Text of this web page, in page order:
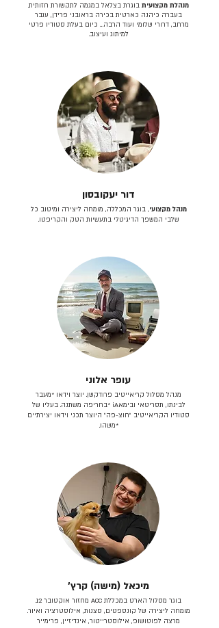
מנהלת מקצועית בוגרת בצלאל במגמה לתקשורת חזותית.
בעברה כיהנה כארטית בכירה בראובני פרידן, ענבר
מרחב, דרורי שלומי ועוד הרבה… כיום בעלת סטודיו פרטי
למיתוג ועיצוב.
דור יעקובסון
מנהל מקצועי, בוגר המכללה, מומחה ליצירה ומיטוב כל
שלבי המשפך הדיגיטלי בתעשיות הטק והקריפטו.
עופר אלוני
מנהל מסלול קריאייטיב פרודקשן. יוצר וידאו *מעבר
לבינתו, תסריטאי וב​ימאiA‎ *בחריפה משתנה. בעליו של
סטודיו הקריאייטיב ״חוצ-פה״ היוצר תכני וידאו יצירתיים
*משהו.
מיכאל (מישה) קרץ׳
בוגר מסלול הארט במכללת ACC מחזור אוקטובר 12.
מומחה ליצירה של קונספטים, סצנות, אילוסטרציה ואיור.
מרצה לפוטושופ, אילוסטרייטור, אינדיזיין, פרימייר